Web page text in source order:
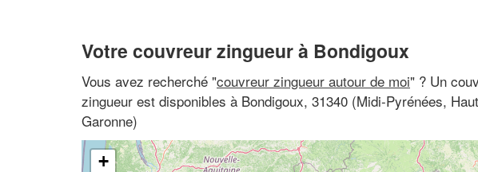
Votre couvreur zingueur à Bondigoux
Vous avez recherché "couvreur zingueur autour de moi" ? Un
zingueur est disponibles à Bondigoux, 31340 (Midi-Pyrénées,
Garonne)
+